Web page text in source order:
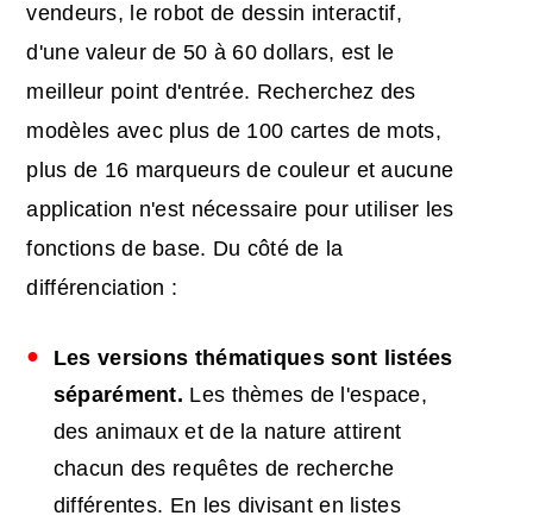
vendeurs, le robot de dessin interactif,
d'une valeur de 50 à 60 dollars, est le
meilleur point d'entrée. Recherchez des
modèles avec plus de 100 cartes de mots,
plus de 16 marqueurs de couleur et aucune
application n'est nécessaire pour utiliser les
fonctions de base. Du côté de la
différenciation :
Les versions thématiques sont listées
séparément. Les thèmes de l'espace,
des animaux et de la nature attirent
chacun des requêtes de recherche
différentes. En les divisant en listes